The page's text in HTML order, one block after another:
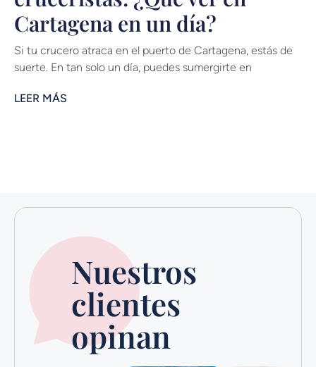
Cartagena en un día?
Si tu crucero atraca en el puerto de Cartagena, estás de
suerte. En tan solo un día, puedes sumergirte en
LEER MÁS
Nuestros
clientes
opinan